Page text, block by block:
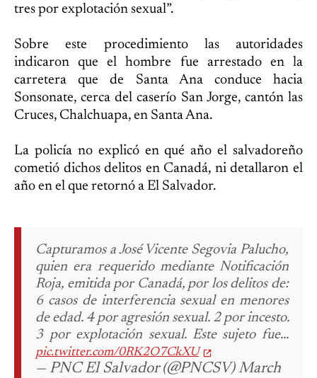
tres por explotación sexual”.
Sobre este procedimiento las autoridades
indicaron que el hombre fue arrestado en la
carretera que de Santa Ana conduce hacia
Sonsonate, cerca del caserío San Jorge, cantón las
Cruces, Chalchuapa, en Santa Ana.
La policía no explicó en qué año el salvadoreño
cometió dichos delitos en Canadá, ni detallaron el
año en el que retornó a El Salvador.
Capturamos a José Vicente Segovia Palucho,
quien era requerido mediante Notificación
Roja, emitida por Canadá, por los delitos de:
6 casos de interferencia sexual en menores
de edad. 4 por agresión sexual. 2 por incesto.
3 por explotación sexual. Este sujeto fue...
pic.twitter.com/0RK2O7CkXU
— PNC El Salvador (@PNCSV) March